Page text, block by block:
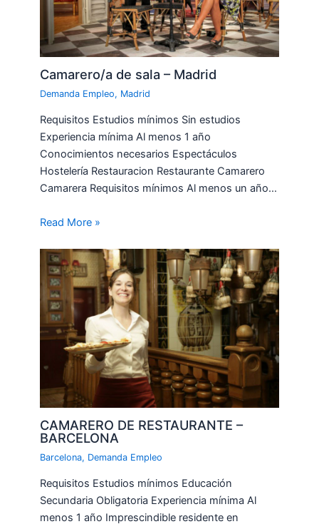
Camarero/a de sala – Madrid
Demanda Empleo, Madrid
Requisitos Estudios mínimos Sin estudios
Experiencia mínima Al menos 1 año
Conocimientos necesarios Espectáculos
Hostelería Restauracion Restaurante Camarero
Camarera Requisitos mínimos Al menos un año…
Read More »
CAMARERO DE RESTAURANTE –
BARCELONA
Barcelona, Demanda Empleo
Requisitos Estudios mínimos Educación
Secundaria Obligatoria Experiencia mínima Al
menos 1 año Imprescindible residente en